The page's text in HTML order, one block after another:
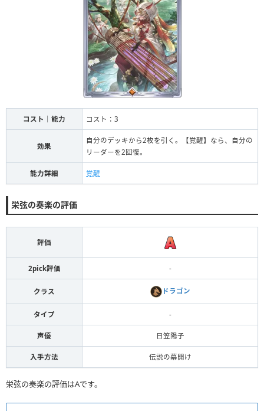
コスト｜能力 コスト：3
効果
自分のデッキから2枚を引く。【覚醒】なら、自分の
リーダーを2回復。
能力詳細 覚醒
栄弦の奏楽の評価
評価
2pick評価 -
クラス ドラゴン
タイプ -
声優 日笠陽子
入手方法 伝説の幕開け
栄弦の奏楽の評価はAです。